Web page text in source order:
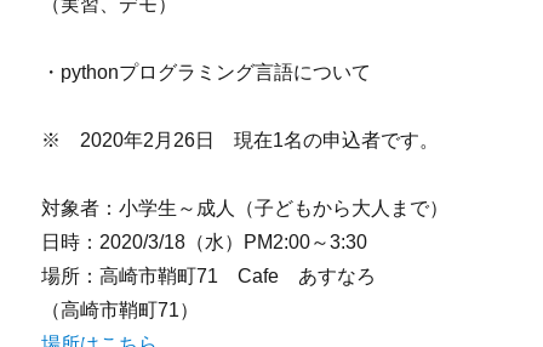
（実習、デモ）
・pythonプログラミング言語について
※ 2020年2月26日 現在1名の申込者です。
対象者：小学生～成人（子どもから大人まで）
日時：2020/3/18（水）PM2:00～3:30
場所：高崎市鞘町71 Cafe あすなろ
（高崎市鞘町71）